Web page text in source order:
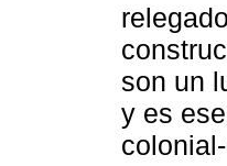
son un
y es